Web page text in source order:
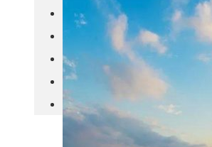
东莞
城市更新
房产政策
中国
其他